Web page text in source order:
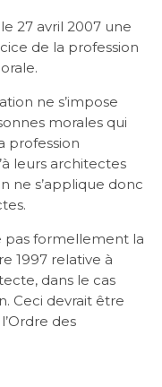
27 avril 2007 une
de la profession
ne s’impose
morales qui
profession
leurs architectes
ne s’applique donc
pas formellement la
1997 relative à
dans le cas
Ceci devrait être
des